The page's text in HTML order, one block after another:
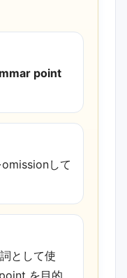
point
して
として使
を目的